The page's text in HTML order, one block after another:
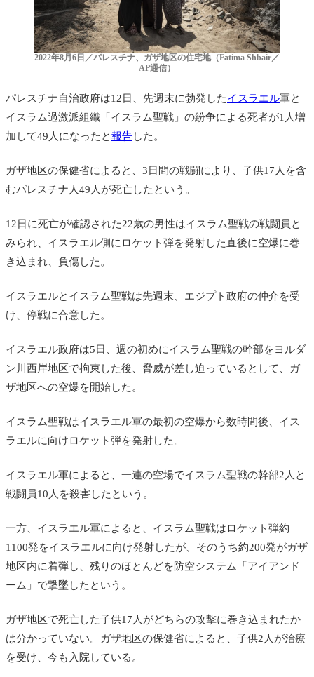
2022年8月6日／パレスチナ、ガザ地区の住宅地（Fatima Shbair／
AP通信）
パレスチナ自治政府は12日、先週末に勃発したイスラエル軍と
イスラム過激派組織「イスラム聖戦」の紛争による死者が1人増
加して49人になったと報告した。
ガザ地区の保健省によると、3日間の戦闘により、子供17人を含
むパレスチナ人49人が死亡したという。
12日に死亡が確認された22歳の男性はイスラム聖戦の戦闘員と
みられ、イスラエル側にロケット弾を発射した直後に空爆に巻
き込まれ、負傷した。
イスラエルとイスラム聖戦は先週末、エジプト政府の仲介を受
け、停戦に合意した。
イスラエル政府は5日、週の初めにイスラム聖戦の幹部をヨルダ
ン川西岸地区で拘束した後、脅威が差し迫っているとして、ガ
ザ地区への空爆を開始した。
イスラム聖戦はイスラエル軍の最初の空爆から数時間後、イス
ラエルに向けロケット弾を発射した。
イスラエル軍によると、一連の空場でイスラム聖戦の幹部2人と
戦闘員10人を殺害したという。
一方、イスラエル軍によると、イスラム聖戦はロケット弾約
1100発をイスラエルに向け発射したが、そのうち約200発がガザ
地区内に着弾し、残りのほとんどを防空システム「アイアンド
ーム」で撃墜したという。
ガザ地区で死亡した子供17人がどちらの攻撃に巻き込まれたか
は分かっていない。ガザ地区の保健省によると、子供2人が治療
を受け、今も入院している。